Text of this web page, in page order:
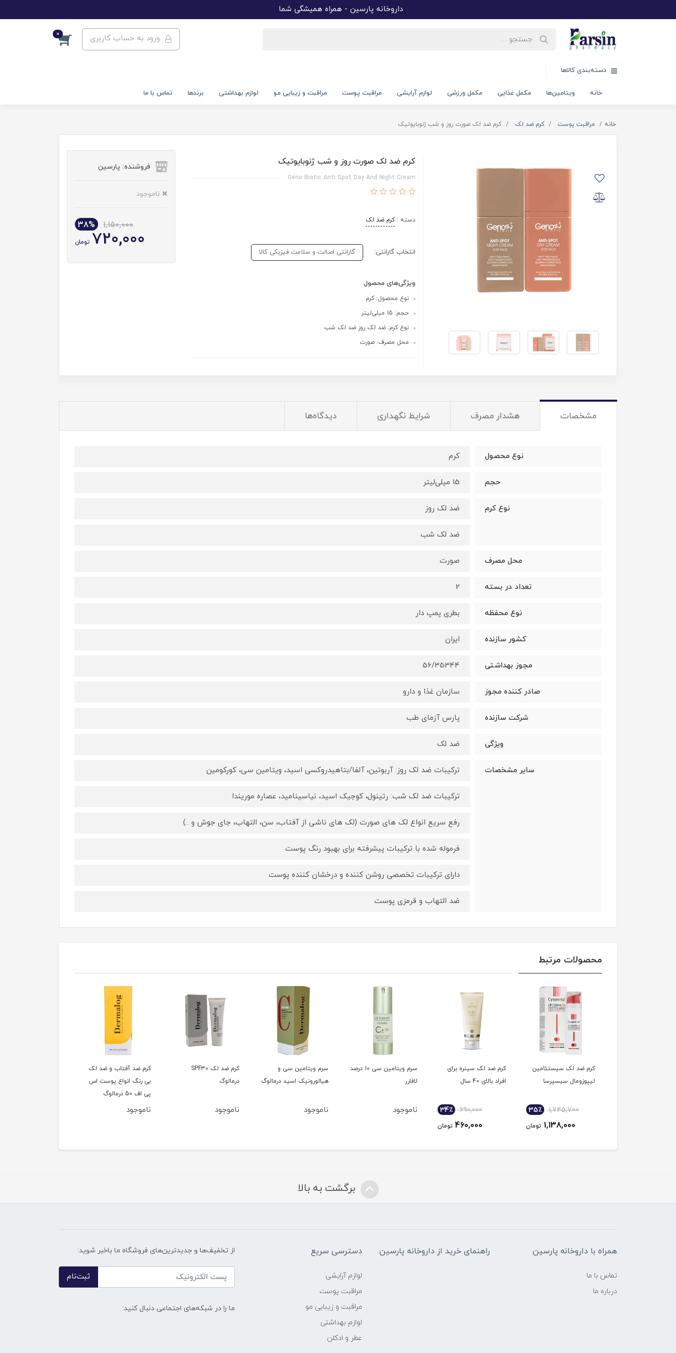
داروخانه پارسین - همراه همیشگی شما
ورود به حساب کاربری 0
دسته‌بندی کالاها
خانه ویتامین‌ها مکمل غذایی مکمل ورزشی لوازم آرایشی مراقبت پوست مراقبت و زیبایی مو لوازم بهداشتی برندها تماس با ما
خانه مراقبت پوست کرم ضد لک کرم ضد لک صورت روز و شب ژنوبایوتیک
کرم ضد لک صورت روز و شب ژنوبایوتیک
Geno Biotic Anti Spot Day And Night Cream
دسته :کرم ضد لک
انتخاب گارانتی: گارانتی اصالت و سلامت فیزیکی کالا
ویژگی‌های محصول
نوع محصول: کرم
حجم: 15 میلی‌لیتر
نوع کرم: ضد لک روز ضد لک شب
محل مصرف: صورت
فروشنده: پارسین
ناموجود
1,150,000
38%
720,000 تومان
مشخصات هشدار مصرف شرایط نگهداری دیدگاه‌ها
نوع محصول کرم
حجم 15 میلی‌لیتر
نوع کرم ضد لک روز
ضد لک شب
محل مصرف صورت
تعداد در بسته 2
نوع محفظه بطری پمپ دار
کشور سازنده ایران
مجوز بهداشتی 56/35344
صادر کننده مجوز سازمان غذا و دارو
شرکت سازنده پارس آزمای طب
ویژگی ضد لک
سایر مشخصات ترکیبات ضد لک روز: آربوتین، آلفا/بتاهیدروکسی اسید، ویتامین سی، کورکومین
ترکیبات ضد لک شب: رتینول، کوجیک اسید، نیاسینامید، عصاره موریندا
رفع سریع انواع لک های صورت (لک های ناشی از آفتاب، سن، التهاب، جای جوش و ..)
فرموله شده با ترکیبات پیشرفته برای بهبود رنگ پوست
دارای ترکیبات تخصصی روشن کننده و درخشان کننده پوست
ضد التهاب و قرمزی پوست
محصولات مرتبط
کرم ضد لک سیستئامین
لیپوزومال سیسپرسا
1,745,700 35٪
1,138,000 تومان
کرم ضد لک سینره برای
افراد بالای 40 سال
690,000 34٪
460,000 تومان
سرم ویتامین سی 10 درصد
لافارر
ناموجود
سرم ویتامین سی و
هیالورونیک اسید درمالوگ
ناموجود
کرم ضد لک SPF30
درمالوگ
ناموجود
کرم ضد آفتاب و ضد لک
بی رنگ انواع پوست اس
پی اف 50 درمالوگ
ناموجود
برگشت به بالا
همراه با داروخانه پارسین
تماس با ما
درباره ما
راهنمای خرید از داروخانه پارسین دسترسی سریع
لوازم آرایشی
مراقبت پوست
مراقبت و زیبایی مو
لوازم بهداشتی
عطر و ادکلن
از تخفیف‌ها و جدیدترین‌های فروشگاه ما باخبر شوید:
ثبت‌نام
ما را در شبکه‌های اجتماعی دنبال کنید: